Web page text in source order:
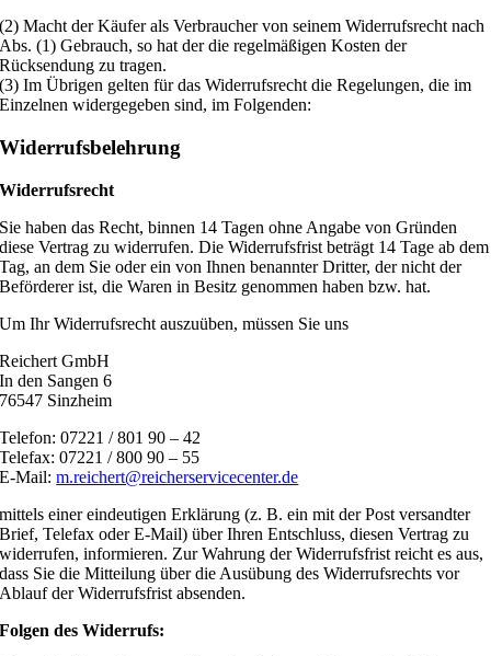
(2) Macht der Käufer als Verbraucher von seinem Widerrufsrecht nach
Abs. (1) Gebrauch, so hat der die regelmäßigen Kosten der
Rücksendung zu tragen.
(3) Im Übrigen gelten für das Widerrufsrecht die Regelungen, die im
Einzelnen widergegeben sind, im Folgenden:
Widerrufsbelehrung
Widerrufsrecht
Sie haben das Recht, binnen 14 Tagen ohne Angabe von Gründen
diese Vertrag zu widerrufen. Die Widerrufsfrist beträgt 14 Tage ab dem
Tag, an dem Sie oder ein von Ihnen benannter Dritter, der nicht der
Beförderer ist, die Waren in Besitz genommen haben bzw. hat.
Um Ihr Widerrufsrecht auszuüben, müssen Sie uns
Reichert GmbH
In den Sangen 6
76547 Sinzheim
Telefon: 07221 / 801 90 – 42
Telefax: 07221 / 800 90 – 55
E-Mail:m.reichert@reicherservicecenter.de
mittels einer eindeutigen Erklärung (z. B. ein mit der Post versandter
Brief, Telefax oder E-Mail) über Ihren Entschluss, diesen Vertrag zu
widerrufen, informieren. Zur Wahrung der Widerrufsfrist reicht es aus,
dass Sie die Mitteilung über die Ausübung des Widerrufsrechts vor
Ablauf der Widerrufsfrist absenden.
Folgen des Widerrufs: